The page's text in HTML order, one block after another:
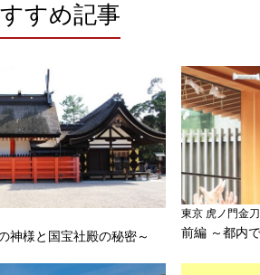
すめ記事
神様と国宝社殿の秘密～
東京 虎ノ門金
前編 ～都内